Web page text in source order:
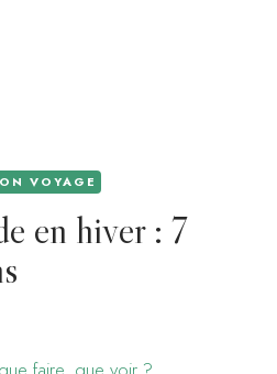
VOYAGE
en hiver : 7